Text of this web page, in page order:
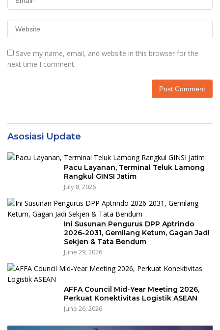
Save my name, email, and website in this browser for the
next time I comment.
Asosiasi Update
Pacu Layanan, Terminal Teluk Lamong
Rangkul GINSI Jatim
July 8, 2026
Ini Susunan Pengurus DPP Aptrindo
2026-2031, Gemilang Ketum, Gagan Jadi
Sekjen & Tata Bendum
June 29, 2026
AFFA Council Mid-Year Meeting 2026,
Perkuat Konektivitas Logistik ASEAN
June 26, 2026